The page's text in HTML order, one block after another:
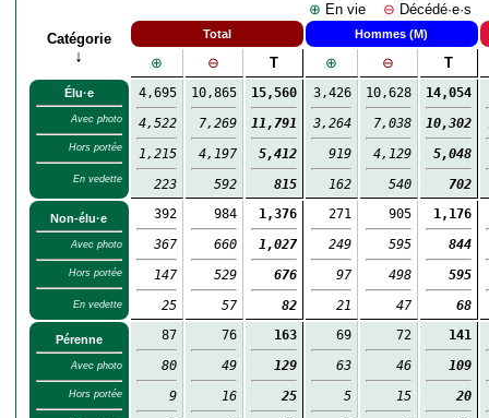
⊕ En vie ⊖ Décédé·e·s
Catégorie
↓
Total Hommes (M)
⊕ ⊖ T ⊕ ⊖ T
Élu·e
Avec photo
Hors portée
En vedette
4,695
4,522
1,215
223
10,865
7,269
4,197
592
15,560
11,791
5,412
815
3,426
3,264
919
162
10,628
7,038
4,129
540
14,054
10,302
5,048
702
Non-élu·e
Avec photo
Hors portée
En vedette
392
367
147
25
984
660
529
57
1,376
1,027
676
82
271
249
97
21
905
595
498
47
1,176
844
595
68
Pérenne
Avec photo
Hors portée
87
80
9
76
49
16
163
129
25
69
63
5
72
46
15
141
109
20